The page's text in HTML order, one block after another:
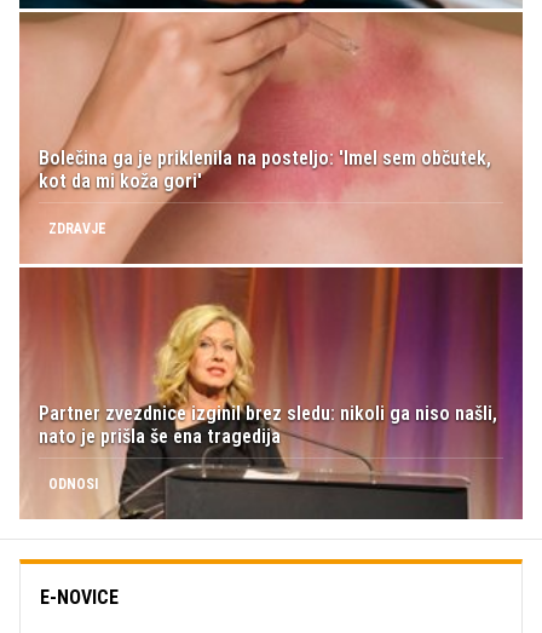
Bolečina ga je priklenila na posteljo: 'Imel sem občutek,
kot da mi koža gori'
ZDRAVJE
Partner zvezdnice izginil brez sledu: nikoli ga niso našli,
nato je prišla še ena tragedija
ODNOSI
E-NOVICE